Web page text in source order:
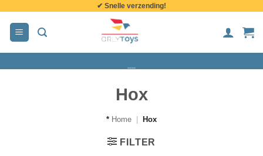
inhoud
✔ Snelle verzending!
Hox
* Home Hox
FILTER